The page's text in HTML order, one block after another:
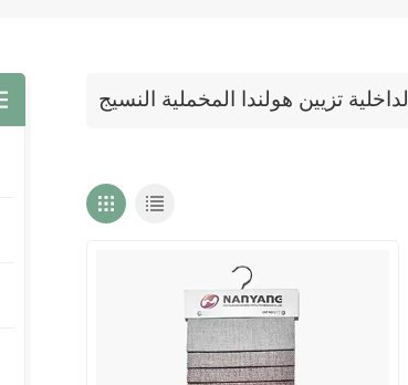
الداخلية تزيين هولندا المخملية النسيج